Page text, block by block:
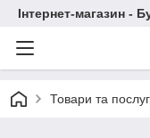
Інтернет-магазин -
Товари та